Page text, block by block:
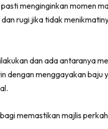
menginginkan momen
rugi jika tidak
dan ada antaranya
dengan menggayakan baju
memastikan majlis